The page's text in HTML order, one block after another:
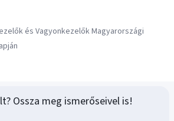
és Vagyonkezelők Magyarországi
Ossza meg ismerőseivel is!